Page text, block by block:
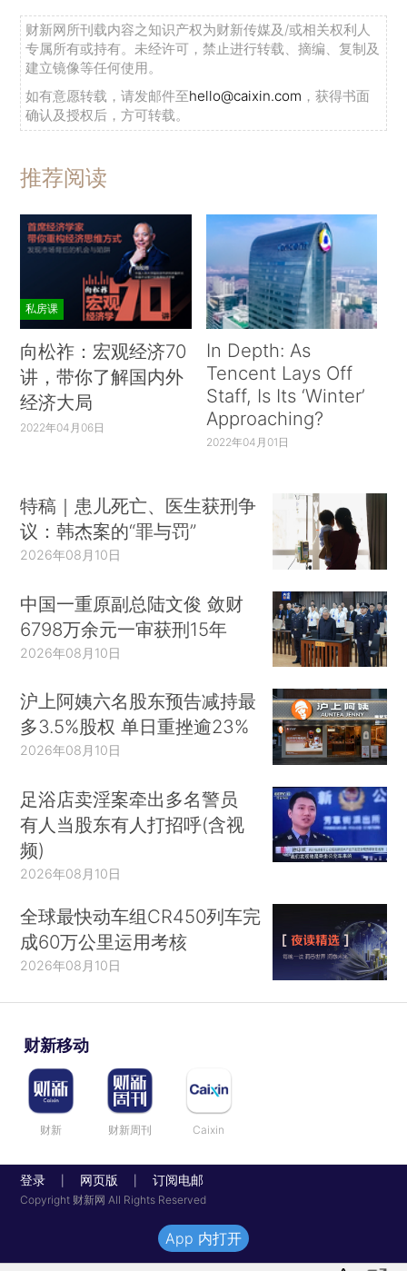
财新网所刊载内容之知识产权为财新传媒及/或相关权利人
专属所有或持有。未经许可，禁止进行转载、摘编、复制及
建立镜像等任何使用。
如有意愿转载，请发邮件至hello@caixin.com ，获得书面
确认及授权后，方可转载。
推荐阅读
私房课
向松祚：宏观经济70
讲，带你了解国内外
经济大局
2022年04月06日
In Depth: As
Tencent Lays Off
Staff, Is Its ‘Winter’
Approaching?
2022年04月01日
特稿｜患儿死亡、医生获刑争
议：韩杰案的“罪与罚”
2026年08月10日
中国一重原副总陆文俊 敛财
6798万余元一审获刑15年
2026年08月10日
沪上阿姨六名股东预告减持最
多3.5%股权 单日重挫逾23%
2026年08月10日
足浴店卖淫案牵出多名警员
有人当股东有人打招呼(含视
频)
2026年08月10日
全球最快动车组CR450列车完
成60万公里运用考核
2026年08月10日
财新移动
财新 财新周刊 Caixin
登录 网页版 订阅电邮
Copyright 财新网 All Rights Reserved
App 内打开